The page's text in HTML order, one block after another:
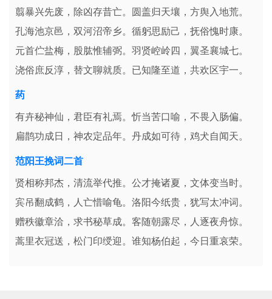
翦暴兴先废，除凶存昔亡。圆盖归天壤，方舆入地荒。
孔海池京邑，双河沼帝乡。循躬思励己，抚俗愧时康。
元首伫盐梅，股肱惟辅弼。羽贤崆岭四，翼圣襄城七。
浇俗庶反淳，替文聊就质。已知隆至道，共欢区宇一。
药
有卉秘神仙，君臣有礼焉。忻当苦口喻，不畏入肠偏。
扁鹊功成日，神农定品年。丹成如可待，鸡犬自闻天。
范阳王挽词二首
贤相称邦杰，清流举代推。公才掩诸夏，文体变当时。
宾吊翻成鹤，人亡惜喻龟。洛阳今纸贵，犹写太冲词。
赠秩徽章洽，求书秘草成。客随朝露尽，人逐夜舟惊。
蒿里衣冠送，松门印绶迎。谁知杨伯起，今日重哀荣。